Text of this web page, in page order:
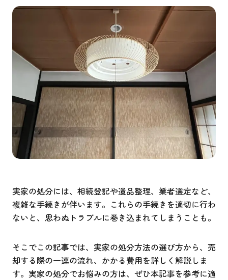
実家の処分には、相続登記や遺品整理、業者選定など、
複雑な手続きが伴います。これらの手続きを適切に行わ
ないと、思わぬトラブルに巻き込まれてしまうことも。
そこでこの記事では、実家の処分方法の選び方から、売
却する際の一連の流れ、かかる費用を詳しく解説しま
す。実家の処分でお悩みの方は、ぜひ本記事を参考に適